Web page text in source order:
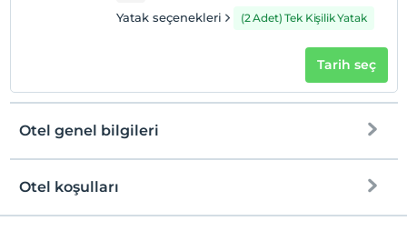
Yatak seçenekleri (2 Adet) Tek Kişilik Yatak
Tarih seç
Otel genel bilgileri
Otel koşulları
Check/in